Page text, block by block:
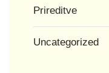
Prireditve
Uncategorized